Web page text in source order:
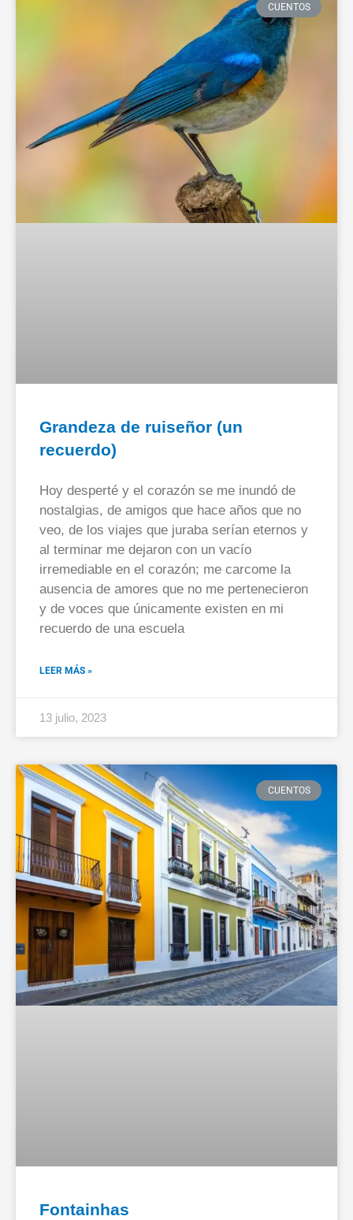
CUENTOS
Grandeza de ruiseñor (un
recuerdo)
Hoy desperté y el corazón se me inundó de
nostalgias, de amigos que hace años que no
veo, de los viajes que juraba serían eternos y
al terminar me dejaron con un vacío
irremediable en el corazón; me carcome la
ausencia de amores que no me pertenecieron
y de voces que únicamente existen en mi
recuerdo de una escuela
LEER MÁS »
13 julio, 2023
CUENTOS
Fontainhas